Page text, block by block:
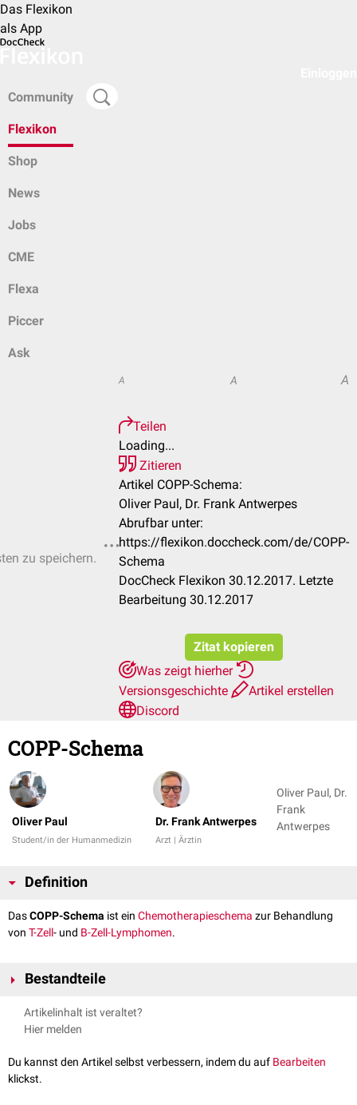
Das Flexikon
als App
Community
Flexikon
Shop
News
Jobs
CME
Flexa
Piccer
Ask
zu speichern.
A A A
Teilen
Loading...
Zitieren
Artikel COPP-Schema:
Oliver Paul, Dr. Frank Antwerpes
Abrufbar unter:
https://flexikon.doccheck.com/de/COPP-
Schema
DocCheck Flexikon 30.12.2017. Letzte
Bearbeitung 30.12.2017
Zitat kopieren
Was zeigt hierher
Versionsgeschichte
Artikel erstellen
Discord
COPP-Schema
Oliver Paul
Student/in der Humanmedizin
Dr. Frank Antwerpes
Arzt | Ärztin
Oliver Paul, Dr.
Frank
Antwerpes
Definition
DasCOPP-Schema ist ein Chemotherapieschema zur Behandlung
von T-Zell- und B-Zell-Lymphomen.
Bestandteile
COPP steht für eine Kombinationstherapie aus den vier folgenden
O:Vincristinwie Oncovin ® (Mitosespindelgift)
P:Procarbazin
Artikelinhalt ist veraltet?
Hier melden
Du kannst den Artikel selbst verbessern, indem du auf Bearbeiten
klickst.